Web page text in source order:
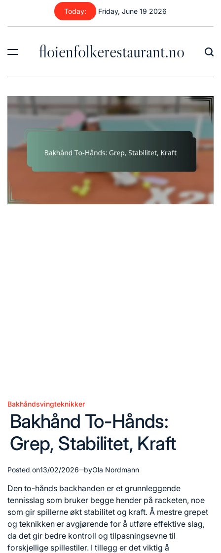
content
Today: Friday, June 19 2026
floienfolkerestaurant.no
Posted
Bakhåndsvingteknikker
Bakhånd To-Hånds:
Grep, Stabilitet, Kraft
Posted on13/02/2026 byOla Nordmann
Den to-hånds backhanden er et grunnleggende
tennisslag som bruker begge hender på racketen, noe
som gir spillerne økt stabilitet og kraft. Å mestre grepet
og teknikken er avgjørende for å utføre effektive slag,
da det gir bedre kontroll og tilpasningsevne til
forskjellige spillestiler. I tillegg er det viktig å